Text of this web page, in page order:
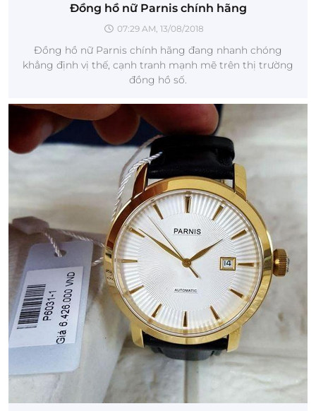
Đồng hồ nữ Parnis chính hãng
07:29 AM, 13/08/2018
Đồng hồ nữ Parnis chính hãng đang nhanh chóng
khẳng định vị thế, cạnh tranh mạnh mẽ trên thị trường
đồng hồ số.